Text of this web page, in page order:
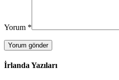
Yorum *
İrlanda Yazıları